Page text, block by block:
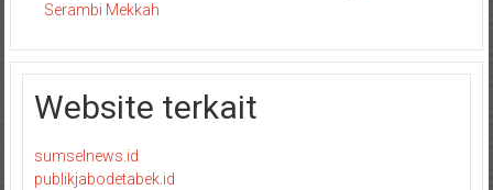
Serambi Mekkah
Website terkait
sumselnews.id
publikjabodetabek.id